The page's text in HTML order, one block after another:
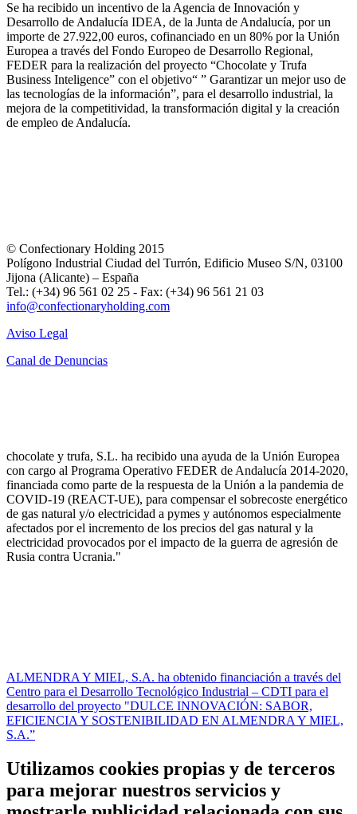
Se ha recibido un incentivo de la Agencia de Innovación y
Desarrollo de Andalucía IDEA, de la Junta de Andalucía, por un
importe de 27.922,00 euros, cofinanciado en un 80% por la Unión
Europea a través del Fondo Europeo de Desarrollo Regional,
FEDER para la realización del proyecto “Chocolate y Trufa
Business Inteligence” con el objetivo“ ” Garantizar un mejor uso de
las tecnologías de la información”, para el desarrollo industrial, la
mejora de la competitividad, la transformación digital y la creación
de empleo de Andalucía.
© Confectionary Holding 2015
Polígono Industrial Ciudad del Turrón, Edificio Museo S/N, 03100
Jijona (Alicante) – España
Tel.: (+34) 96 561 02 25 - Fax: (+34) 96 561 21 03
info@confectionaryholding.com
Aviso Legal
Canal de Denuncias
chocolate y trufa, S.L. ha recibido una ayuda de la Unión Europea
con cargo al Programa Operativo FEDER de Andalucía 2014-2020,
financiada como parte de la respuesta de la Unión a la pandemia de
COVID-19 (REACT-UE), para compensar el sobrecoste energético
de gas natural y/o electricidad a pymes y autónomos especialmente
afectados por el incremento de los precios del gas natural y la
electricidad provocados por el impacto de la guerra de agresión de
Rusia contra Ucrania."
ALMENDRA Y MIEL, S.A. ha obtenido financiación a través del
Centro para el Desarrollo Tecnológico Industrial – CDTI para el
desarrollo del proyecto "DULCE INNOVACIÓN: SABOR,
EFICIENCIA Y SOSTENIBILIDAD EN ALMENDRA Y MIEL,
S.A.”
Utilizamos cookies propias y de terceros
para mejorar nuestros servicios y